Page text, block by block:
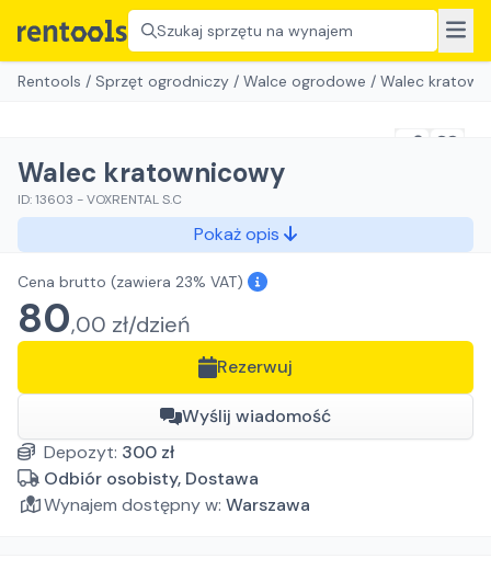
Szukaj sprzętu na wynajem
Rentools / Sprzęt ogrodniczy / Walce ogrodowe / Walec
Walec kratownicowy
ID:13603 -VOXRENTAL S.C
Pokaż opis
Cena brutto (zawiera 23% VAT)
80,00 zł/dzień
Rezerwuj
Wyślij wiadomość
Depozyt: 300 zł
Odbiór osobisty, Dostawa
Wynajem dostępny w: Warszawa